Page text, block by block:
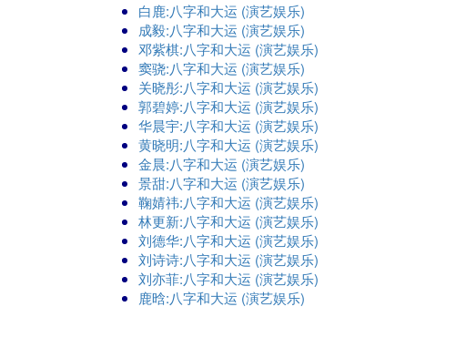
白鹿:八字和大运 (演艺娱乐)
成毅:八字和大运 (演艺娱乐)
邓紫棋:八字和大运 (演艺娱乐)
窦骁:八字和大运 (演艺娱乐)
关晓彤:八字和大运 (演艺娱乐)
郭碧婷:八字和大运 (演艺娱乐)
华晨宇:八字和大运 (演艺娱乐)
黄晓明:八字和大运 (演艺娱乐)
金晨:八字和大运 (演艺娱乐)
景甜:八字和大运 (演艺娱乐)
鞠婧祎:八字和大运 (演艺娱乐)
林更新:八字和大运 (演艺娱乐)
刘德华:八字和大运 (演艺娱乐)
刘诗诗:八字和大运 (演艺娱乐)
刘亦菲:八字和大运 (演艺娱乐)
鹿晗:八字和大运 (演艺娱乐)